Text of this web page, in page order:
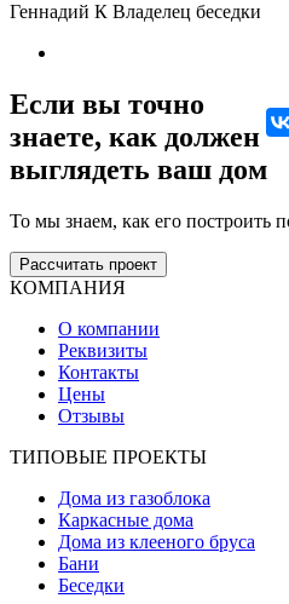
Геннадий К Владелец беседки
Если вы точно
знаете, как должен
выглядеть ваш дом
То мы знаем, как его построить
Рассчитать проект
КОМПАНИЯ
О компании
Реквизиты
Контакты
Цены
Отзывы
ТИПОВЫЕ ПРОЕКТЫ
Дома из газоблока
Каркасные дома
Дома из клееного бруса
Бани
Беседки